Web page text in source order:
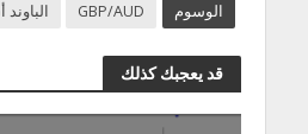
الوسوم GBP/AUD
قد يعجبك كذلك